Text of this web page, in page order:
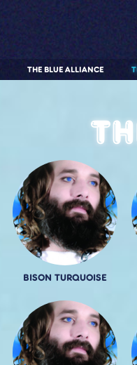
THE BLUE ALLIANCE
BISON TURQUOISE